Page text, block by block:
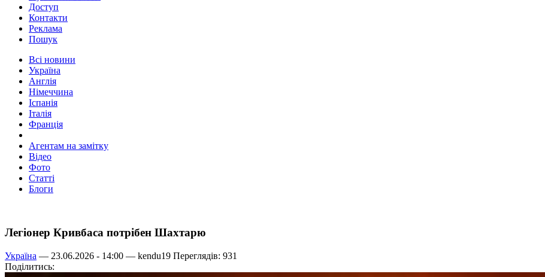
Доступ
Контакти
Реклама
Пошук
Всі новини
Україна
Англія
Німеччина
Іспанія
Італія
Франція
Агентам на замітку
Відео
Фото
Статті
Блоги
Легіонер Кривбаса потрібен Шахтарю
Україна — 23.06.2026 - 14:00 — kendu19 Переглядів: 931
Поділитись: